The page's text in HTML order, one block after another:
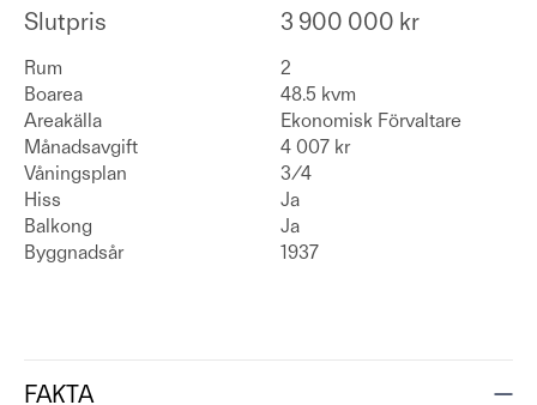
Slutpris 3 900 000 kr
Rum
2
Boarea
48.5 kvm
Areakälla
Ekonomisk Förvaltare
Månadsavgift
4 007 kr
Våningsplan
3/4
Hiss
Ja
Balkong
Ja
Byggnadsår
1937
FAKTA